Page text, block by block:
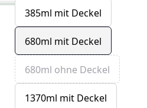
385ml mit Deckel
680ml mit Deckel
680ml ohne Deckel
1370ml mit Deckel